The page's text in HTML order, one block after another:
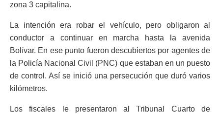
zona 3 capitalina.
La intención era robar el vehículo, pero obligaron al
conductor a continuar en marcha hasta la avenida
Bolívar. En ese punto fueron descubiertos por agentes de
la Policía Nacional Civil (PNC) que estaban en un puesto
de control. Así se inició una persecución que duró varios
kilómetros.
Los fiscales le presentaron al Tribunal Cuarto de